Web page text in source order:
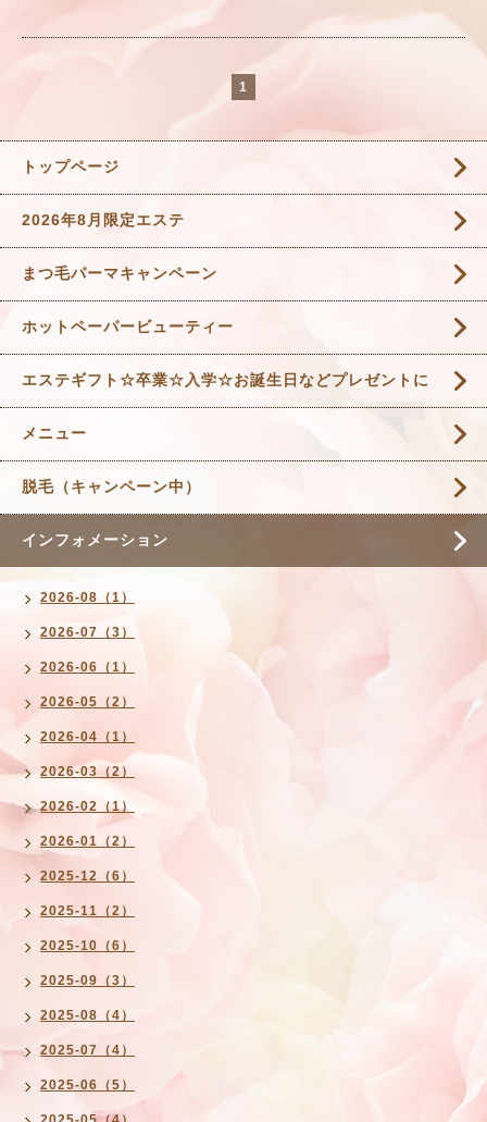
1
トップページ
2026年8月限定エステ
まつ毛パーマキャンペーン
ホットペーパービューティー
エステギフト☆卒業☆入学☆お誕生日などプレゼントに
メニュー
脱毛（キャンペーン中）
インフォメーション
2026-08（1）
2026-07（3）
2026-06（1）
2026-05（2）
2026-04（1）
2026-03（2）
2026-02（1）
2026-01（2）
2025-12（6）
2025-11（2）
2025-10（6）
2025-09（3）
2025-08（4）
2025-07（4）
2025-06（5）